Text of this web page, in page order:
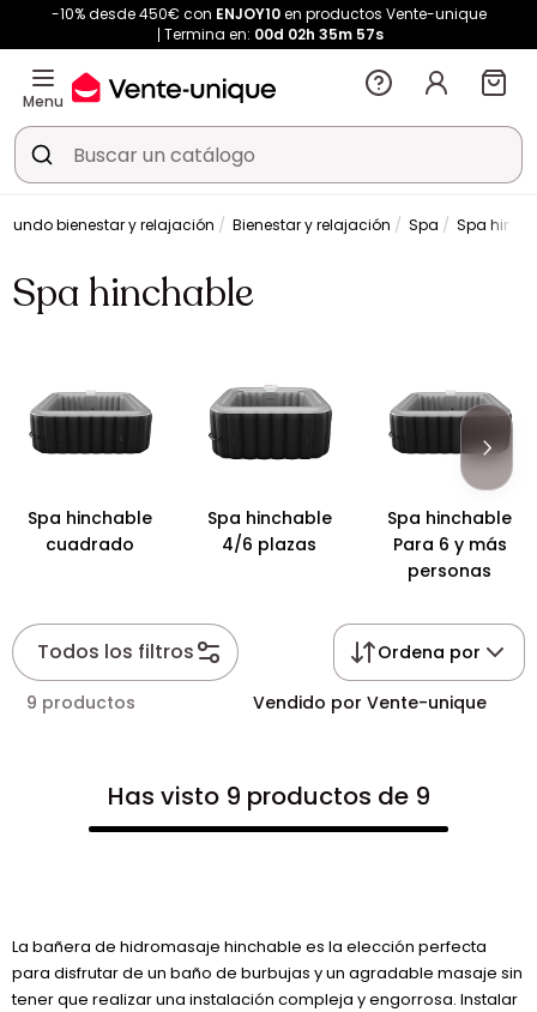
-10% desde 450€ con ENJOY10en productos Vente-unique
Termina en: 00d 02h 35m 57s
Menu
Mundo bienestar y relajación Bienestar y relajación Spa Spa
Spa hinchable
Spa hinchable
cuadrado
Spa hinchable
4/6 plazas
Spa hinchable
Para 6 y más
personas
Todos los filtros Ordena por
9 productos Vendido por Vente-unique
Has visto 9 productos de 9
La bañera de hidromasaje hinchable es la elección perfecta
para disfrutar de un baño de burbujas y un agradable masaje sin
tener que realizar una instalación compleja y engorrosa. Instalar